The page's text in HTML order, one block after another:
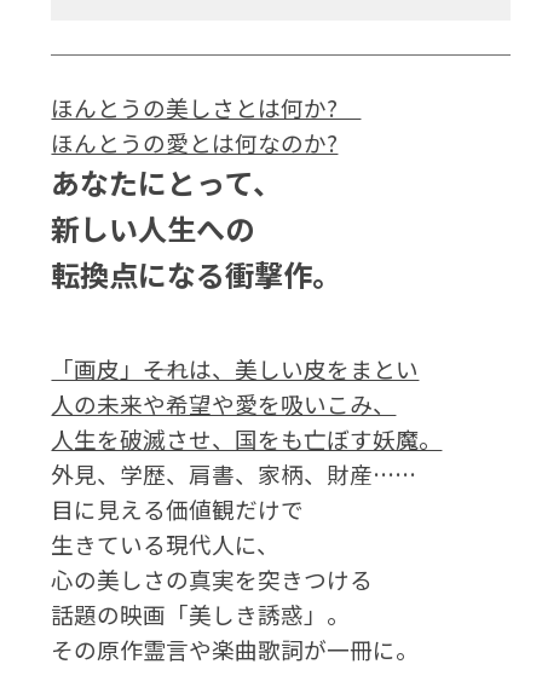
ほんとうの美しさとは何か?
ほんとうの愛とは何なのか?
あなたにとって、
新しい人生への
転換点になる衝撃作。
「画皮」――それは、美しい皮をまとい
人の未来や希望や愛を吸いこみ、
人生を破滅させ、国をも亡ぼす妖魔。
外見、学歴、肩書、家柄、財産……
目に見える価値観だけで
生きている現代人に、
心の美しさの真実を突きつける
話題の映画「美しき誘惑」。
その原作霊言や楽曲歌詞が一冊に。